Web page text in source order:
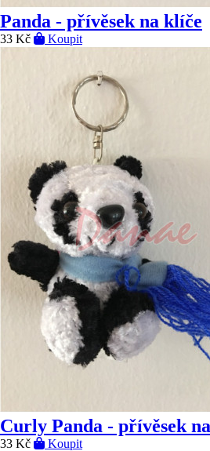
Panda - přívěsek na klíče
33 Kč Koupit
Curly Panda - přívěsek
33 Kč Koupit